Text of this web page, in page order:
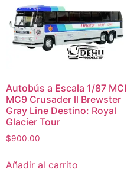
Autobús a Escala 1/87 MCI
MC9 Crusader ll Brewster
Gray Line Destino: Royal
Glacier Tour
$900.00
Añadir al carrito